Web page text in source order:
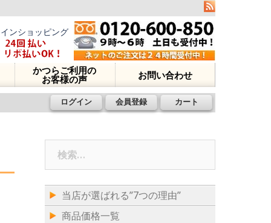
ンショッピング
かつらご利用の
お客様の声 お問い合わせ
ログイン 会員登録 カート
当店が選ばれる”7つの理由”
商品価格一覧